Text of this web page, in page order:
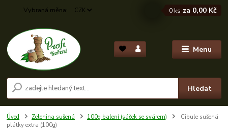
Menu
CZK
Hledat
0 ks za 0,00 Kč
Úvod Zelenina sušená 100g balení (sáček se svárem)
Cibule sušená
plátky extra (100g)